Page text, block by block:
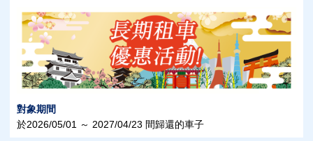
對象期間
於2026/05/01 ～ 2027/04/23 間歸還的車子